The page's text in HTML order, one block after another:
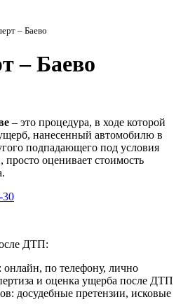
– Баево
– Баево
– это процедура, в ходе которой
нанесенный автомобилю в
подпадающего под условия
просто оценивает стоимость
30
ДТП:
онлайн, по телефону, лично
и оценка ущерба после ДТП
досудебные претензии, исковые